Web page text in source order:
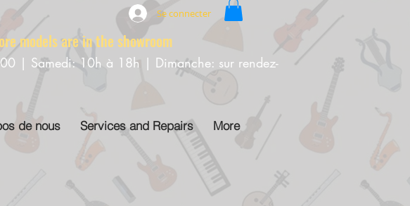
Se connecter
are in the showroom
| Samedi: 10h à 18h | Dimanche: sur rendez-
de nous Services and Repairs More